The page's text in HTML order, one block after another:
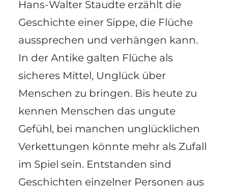
Hans-Walter Staudte erzählt die
Geschichte einer Sippe, die Flüche
aussprechen und verhängen kann.
In der Antike galten Flüche als
sicheres Mittel, Unglück über
Menschen zu bringen. Bis heute zu
kennen Menschen das ungute
Gefühl, bei manchen unglücklichen
Verkettungen könnte mehr als Zufall
im Spiel sein. Entstanden sind
Geschichten einzelner Personen aus